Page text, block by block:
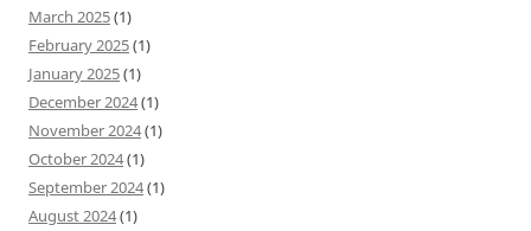
March 2025(1)
February 2025(1)
January 2025(1)
December 2024(1)
November 2024(1)
October 2024(1)
September 2024(1)
August 2024(1)